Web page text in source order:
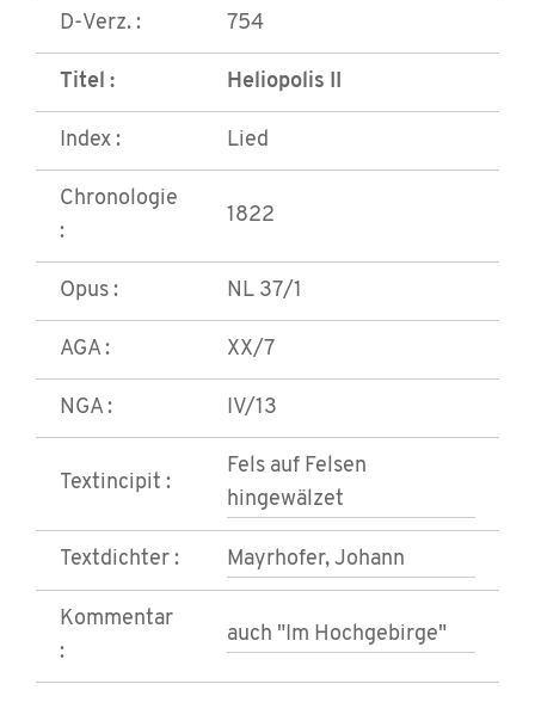
D-Verz. : 754
Titel : Heliopolis II
Index : Lied
Chronologie
:
1822
Opus : NL 37/1
AGA : XX/7
NGA : IV/13
Textincipit :
Fels auf Felsen
hingewälzet
Textdichter : Mayrhofer, Johann
Kommentar
:
auch "Im Hochgebirge"